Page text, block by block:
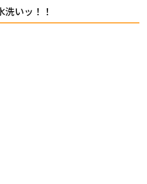
ビス
）
）
いッ！！